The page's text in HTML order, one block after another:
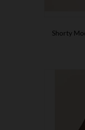
Shorty